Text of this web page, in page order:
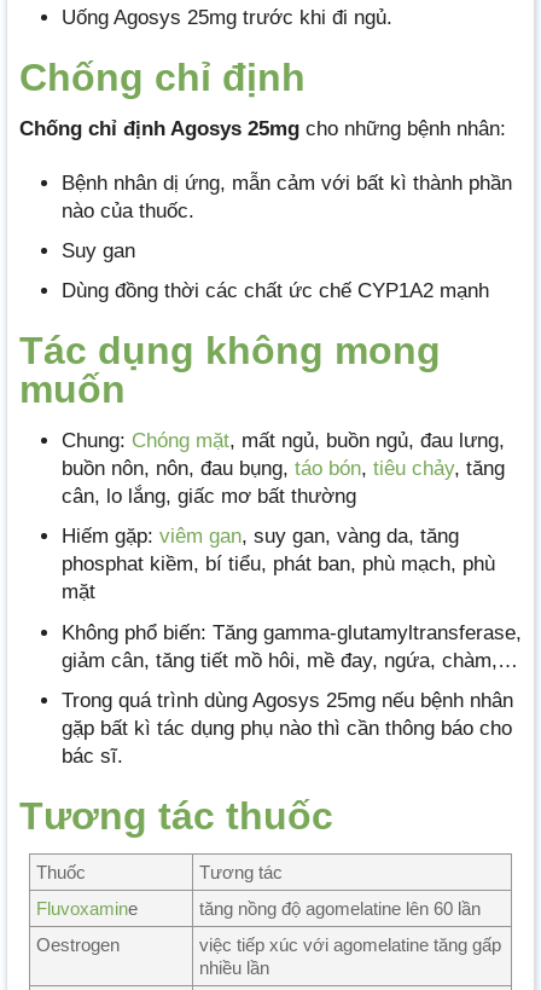
Uống Agosys 25mg trước khi đi ngủ.
Chống chỉ định
Chống chỉ định Agosys 25mg cho những bệnh nhân:
Bệnh nhân dị ứng, mẫn cảm với bất kì thành phần
nào của thuốc.
Suy gan
Dùng đồng thời các chất ức chế CYP1A2 mạnh
Tác dụng không mong
muốn
Chung: Chóng mặt, mất ngủ, buồn ngủ, đau lưng,
buồn nôn, nôn, đau bụng, táo bón, tiêu chảy, tăng
cân, lo lắng, giấc mơ bất thường
Hiếm gặp: viêm gan, suy gan, vàng da, tăng
phosphat kiềm, bí tiểu, phát ban, phù mạch, phù
mặt
Không phổ biến: Tăng gamma-glutamyltransferase,
giảm cân, tăng tiết mồ hôi, mề đay, ngứa, chàm,…
Trong quá trình dùng Agosys 25mg nếu bệnh nhân
gặp bất kì tác dụng phụ nào thì cần thông báo cho
bác sĩ.
Tương tác thuốc
Thuốc
Tương tác
Fluvoxamine
tăng nồng độ agomelatine lên 60 lần
Oestrogen
việc tiếp xúc với agomelatine tăng gấp
nhiều lần